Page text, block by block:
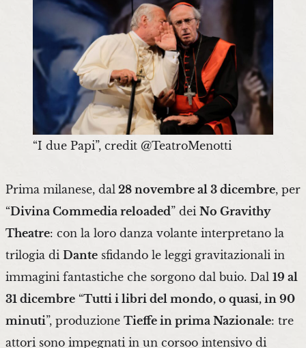
“I due Papi”, credit @TeatroMenotti
Prima milanese, dal 28 novembre al 3 dicembre, per
“Divina Commedia reloaded” dei No Gravithy
Theatre: con la loro danza volante interpretano la
trilogia di Dante sfidando le leggi gravitazionali in
immagini fantastiche che sorgono dal buio. Dal 19 al
31 dicembre “Tutti i libri del mondo, o quasi, in 90
minuti”, produzione Tieffe in prima Nazionale: tre
attori sono impegnati in un corsoo intensivo di